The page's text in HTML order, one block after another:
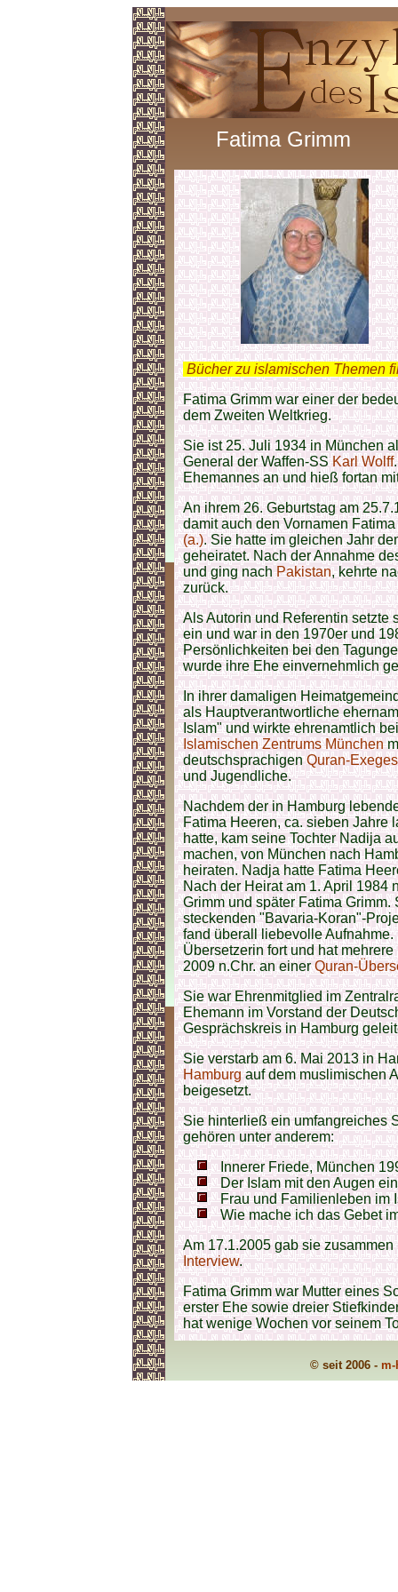
Fatima Grimm
Bücher zu islamischen Themen
Fatima Grimm war einer der
dem Zweiten Weltkrieg.
Sie ist 25. Juli 1934 in München
General der Waffen-SSKarl Wolff
Ehemannes an und hieß fortan
An ihrem 26. Geburtstag am
damit auch den Vornamen
(a.). Sie hatte im gleichen Jahr
geheiratet. Nach der Annahme
und ging nachPakistan, kehrte
zurück.
Als Autorin und Referentin
ein und war in den 1970er und
Persönlichkeiten bei den
wurde ihre Ehe einvernehmlich
In ihrer damaligen
als Hauptverantwortliche
Islam" und wirkte ehrenamtlich
Islamischen Zentrums München
deutschsprachigenQuran-
und Jugendliche.
Nachdem der in Hamburg
Fatima Heeren, ca. sieben Jahre
hatte, kam seine Tochter Nadija
machen, von München nach
heiraten. Nadja hatte Fatima
Nach der Heirat am 1. April 1984
Grimm und später Fatima
steckenden "Bavaria-Koran"-
fand überall liebevolle
Übersetzerin fort und hat
2009 n.Chr. an einerQuran-
Sie war Ehrenmitglied im
Ehemann im Vorstand der
Gesprächskreis in Hamburg
Sie verstarb am 6. Mai 2013 in
Hamburgauf dem muslimischen
beigesetzt.
Sie hinterließ ein umfangreiches
gehören unter anderem:
Innerer Friede, München
Der Islam mit den Augen
Frau und Familienleben im
Wie mache ich das Gebet
Am 17.1.2005 gab sie
Interview.
Fatima Grimm war Mutter eines
erster Ehe sowie dreier
hat wenige Wochen vor seinem
© seit 2006 -